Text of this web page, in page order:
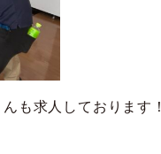
も求人しております！